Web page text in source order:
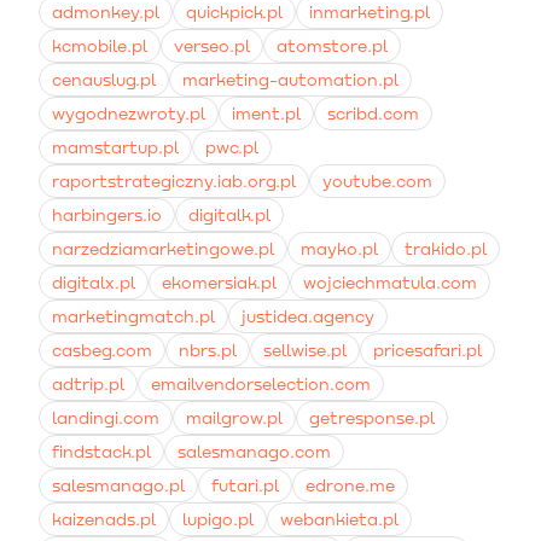
admonkey.pl
quickpick.pl
inmarketing.pl
kcmobile.pl
verseo.pl
atomstore.pl
cenauslug.pl
marketing-automation.pl
wygodnezwroty.pl
iment.pl
scribd.com
mamstartup.pl
pwc.pl
raportstrategiczny.iab.org.pl
youtube.com
harbingers.io
digitalk.pl
narzedziamarketingowe.pl
mayko.pl
trakido.pl
digitalx.pl
ekomersiak.pl
wojciechmatula.com
marketingmatch.pl
justidea.agency
casbeg.com
nbrs.pl sellwise.pl
pricesafari.pl
adtrip.pl
emailvendorselection.com
landingi.com
mailgrow.pl
getresponse.pl
findstack.pl
salesmanago.com
salesmanago.pl
futari.pl
edrone.me
kaizenads.pl
lupigo.pl
webankieta.pl